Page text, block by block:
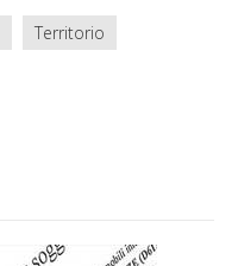
Territorio